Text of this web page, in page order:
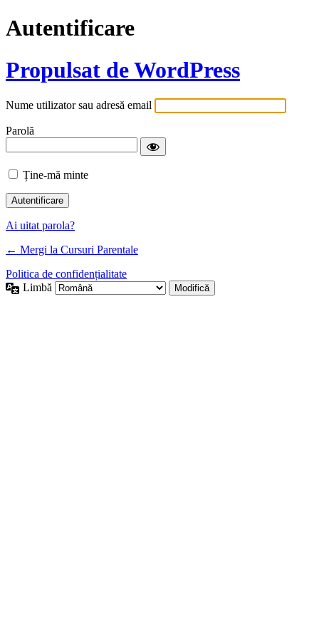
Autentificare
Propulsat de WordPress
Nume utilizator sau adresă email
Parolă
Ține-mă minte
Ai uitat parola?
← Mergi la Cursuri Parentale
Politica de confidențialitate
Limbă